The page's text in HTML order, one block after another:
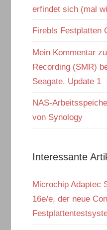
erfindet sich (mal
Firebls Festplatten
Mein Kommentar
Recording (SMR)
Seagate. Update 1
NAS-
von Synology
Interessante
Microchip Adaptec
16e/e, der neue